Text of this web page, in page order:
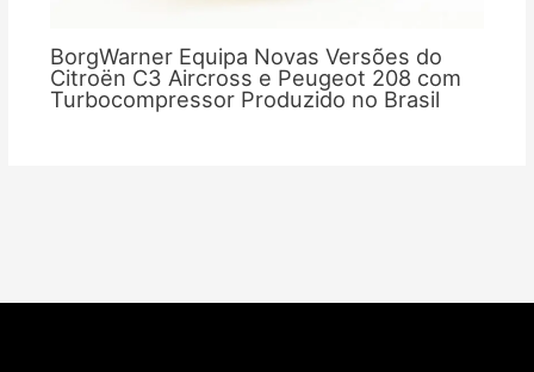
BorgWarner Equipa Novas Versões do
Citroën C3 Aircross e Peugeot 208 com
Turbocompressor Produzido no Brasil